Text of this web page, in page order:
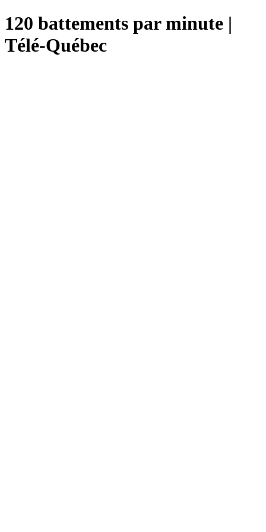
120 battements par minute |
Télé-Québec